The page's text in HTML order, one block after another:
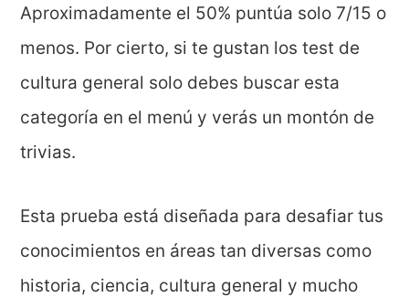
Aproximadamente el 50% puntúa solo 7/15 o
menos. Por cierto, si te gustan los test de
cultura general solo debes buscar esta
categoría en el menú y verás un montón de
trivias.
Esta prueba está diseñada para desafiar tus
conocimientos en áreas tan diversas como
historia, ciencia, cultura general y mucho